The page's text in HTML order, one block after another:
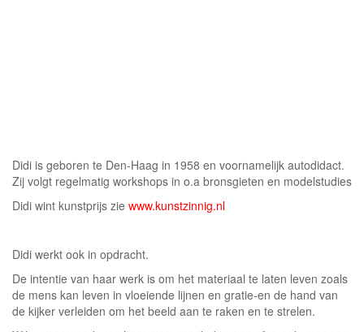
Didi is geboren te Den-Haag in 1958 en voornamelijk autodidact.
Zij volgt regelmatig workshops in o.a bronsgieten en modelstudies
Didi wint kunstprijs zie www.kunstzinnig.nl
Didi werkt ook in opdracht.
De intentie van haar werk is om het materiaal te laten leven zoals
de mens kan leven in vloeiende lijnen en gratie-en de hand van
de kijker verleiden om het beeld aan te raken en te strelen.